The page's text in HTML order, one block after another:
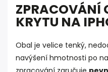
ZPRACOVÁNÍ
KRYTU NA
Obal je velice tenký,
navýšení hmotnosti po